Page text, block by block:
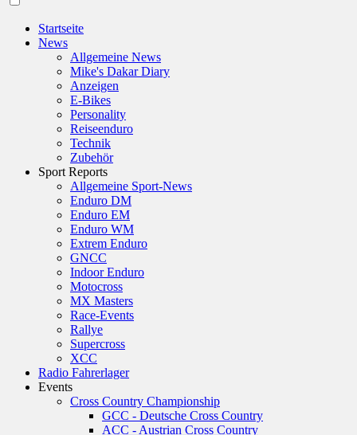
Startseite
News
Allgemeine News
Mike's Dakar Diary
Anzeigen
E-Bikes
Personality
Reiseenduro
Technik
Zubehör
Sport Reports
Allgemeine Sport-News
Enduro DM
Enduro EM
Enduro WM
Extrem Enduro
GNCC
Indoor Enduro
Motocross
MX Masters
Race-Events
Rallye
Supercross
XCC
Radio Fahrerlager
Events
Cross Country Championship
GCC - Deutsche Cross Country
ACC - Austrian Cross Country